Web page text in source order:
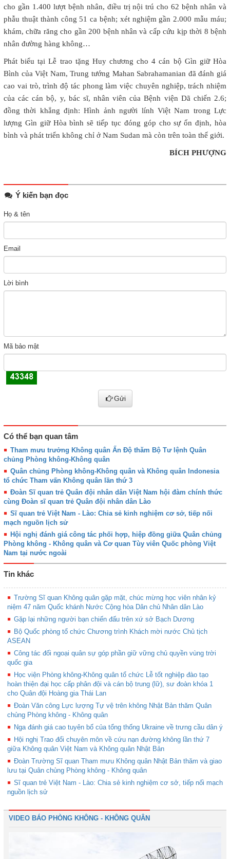
cho gần 1.400 lượt bệnh nhân, điều trị nội trú cho 62 bệnh nhân và
phẫu thuật thành công 51 ca bệnh; xét nghiệm gần 2.000 mẫu máu;
khám, chữa răng cho gần 200 bệnh nhân và cấp cứu kịp thời 8 bệnh
nhân đường hàng không…
Phát biểu tại Lễ trao tặng Huy chương cho 4 cán bộ Gìn giữ Hòa
Bình của Việt Nam, Trung tướng Mahan Sabrahamanian đã đánh giá
cao vai trò, trình độ tác phong làm việc chuyên nghiệp, trách nhiệm
của các cán bộ, y, bác sĩ, nhân viên của Bệnh viện Dã chiến 2.6;
đồng thời khẳng định: Hình ảnh người lính Việt Nam trong Lực
lượng Gìn giữ Hòa bình sẽ tiếp tục đóng góp cho sự ổn định, hòa
bình và phát triển không chỉ ở Nam Sudan mà còn trên toàn thế giới.
BÍCH PHƯỢNG
Ý kiến bạn đọc
Họ & tên
Email
Lời bình
Mã bảo mật
Gửi
Có thể bạn quan tâm
Tham mưu trưởng Không quân Ấn Độ thăm Bộ Tư lệnh Quân
chủng Phòng không-Không quân
Quân chủng Phòng không-Không quân và Không quân Indonesia
tổ chức Tham vấn Không quân lần thứ 3
Đoàn Sĩ quan trẻ Quân đội nhân dân Việt Nam hội đàm chính thức
cùng Đoàn sĩ quan trẻ Quân đội nhân dân Lào
Sĩ quan trẻ Việt Nam - Lào: Chia sẻ kinh nghiệm cơ sở, tiếp nối
mạch nguồn lịch sử
Hội nghị đánh giá công tác phối hợp, hiệp đồng giữa Quân chủng
Phòng không - Không quân và Cơ quan Tùy viên Quốc phòng Việt
Nam tại nước ngoài
Tin khác
Trường Sĩ quan Không quân gặp mặt, chúc mừng học viên nhân kỷ
niệm 47 năm Quốc khánh Nước Cộng hòa Dân chủ Nhân dân Lào
Gặp lại những người bạn chiến đấu trên xứ sở Bạch Dương
Bộ Quốc phòng tổ chức Chương trình Khách mời nước Chủ tịch
ASEAN
Công tác đối ngoại quân sự góp phần giữ vững chủ quyền vùng trời
quốc gia
Học viện Phòng không-Không quân tổ chức Lễ tốt nghiệp đào tạo
hoàn thiện đại học cấp phân đội và cán bộ trung (lữ), sư đoàn khóa 1
cho Quân đội Hoàng gia Thái Lan
Đoàn Văn công Lực lượng Tự vệ trên không Nhật Bản thăm Quân
chủng Phòng không - Không quân
Nga đánh giá cao tuyên bố của tổng thống Ukraine về trưng cầu dân ý
Hội nghị Trao đổi chuyên môn về cứu nạn đường không lần thứ 7
giữa Không quân Việt Nam và Không quân Nhật Bản
Đoàn Trường Sĩ quan Tham mưu Không quân Nhật Bản thăm và giao
lưu tại Quân chủng Phòng không - Không quân
Sĩ quan trẻ Việt Nam - Lào: Chia sẻ kinh nghiệm cơ sở, tiếp nối mạch
nguồn lịch sử
VIDEO BÁO PHÒNG KHÔNG - KHÔNG QUÂN